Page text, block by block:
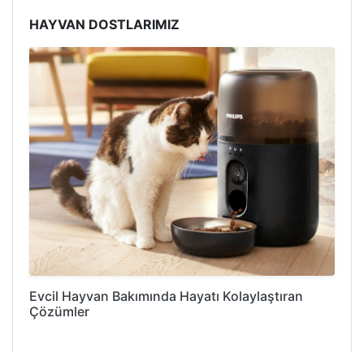
HAYVAN DOSTLARIMIZ
Evcil Hayvan Bakımında Hayatı Kolaylaştıran
Çözümler